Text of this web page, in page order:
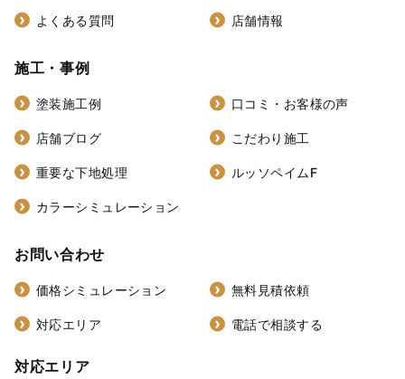
よくある質問 店舗情報
施工・事例
塗装施工例 口コミ・お客様の声
店舗ブログ こだわり施工
重要な下地処理 ルッソペイムF
カラーシミュレーション
お問い合わせ
価格シミュレーション 無料見積依頼
対応エリア 電話で相談する
対応エリア